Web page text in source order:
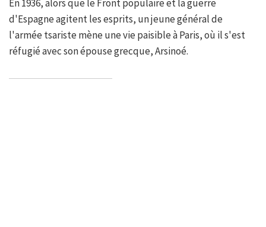
En 1936, alors que le Front populaire et la guerre
d'Espagne agitent les esprits, un jeune général de
l'armée tsariste mène une vie paisible à Paris, où il s'est
réfugié avec son épouse grecque, Arsinoé.